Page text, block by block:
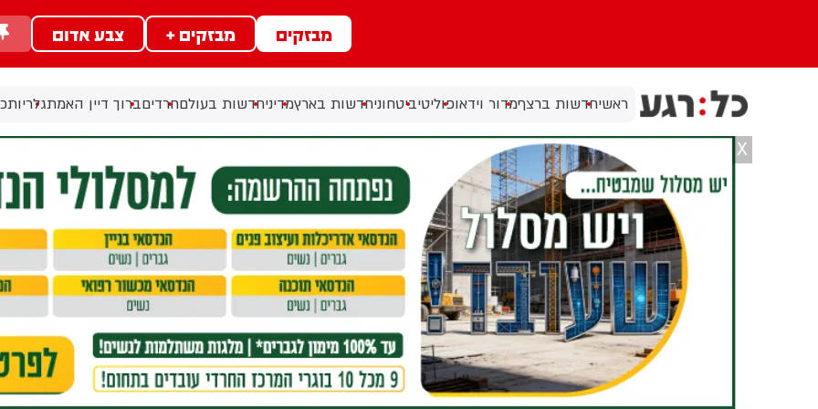
מבזקים מבזקים + צבע אדום
ראשיחדשות ברצףמדור וידאופוליטיביטחוניחדשות בארץמדיניחדשות בעולםחרדיםברוך דיין האמתגלריות
X